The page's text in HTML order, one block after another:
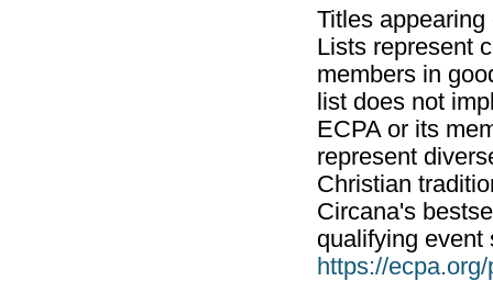
Titles
Lists represent
members in
list does not
ECPA or its
represent
Christian
Circana's
qualifying event
https://